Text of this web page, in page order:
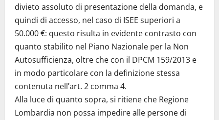
divieto assoluto di presentazione della domanda, e
quindi di accesso, nel caso di ISEE superiori a
50.000 €: questo risulta in evidente contrasto con
quanto stabilito nel Piano Nazionale per la Non
Autosufficienza, oltre che con il DPCM 159/2013 e
in modo particolare con la definizione stessa
contenuta nell’art. 2 comma 4.
Alla luce di quanto sopra, si ritiene che Regione
Lombardia non possa impedire alle persone di